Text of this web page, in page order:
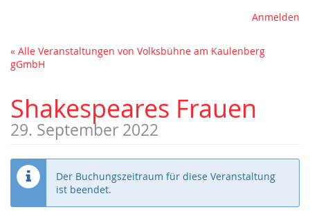
Anmelden
« Alle Veranstaltungen von Volksbühne am Kaulenberg
gGmbH
Shakespeares Frauen
29. September 2022
Der Buchungszeitraum für diese Veranstaltung
ist beendet.